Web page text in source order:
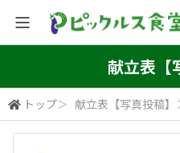
献立表【
トップ＞ 献立表【写真投稿】